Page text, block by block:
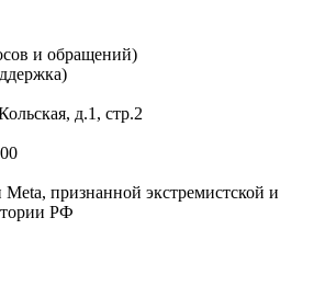
и обращений)
д.1, стр.2
признанной экстремистской и
РФ